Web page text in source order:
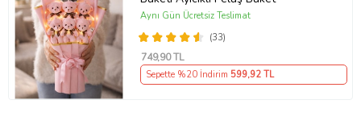
(33)
Aynı Gün Ücretsiz Teslimat
749,90 TL
Sepette %20 İndirim 599,92 TL